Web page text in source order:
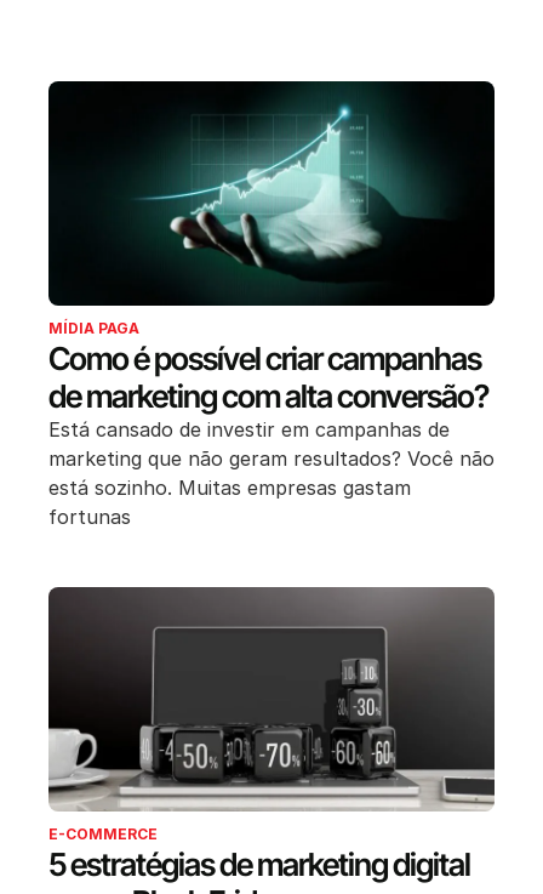
MÍDIA PAGA
Como é possível criar campanhas
de marketing com alta conversão?
Está cansado de investir em campanhas de
marketing que não geram resultados? Você não
está sozinho. Muitas empresas gastam
fortunas
E-COMMERCE
5 estratégias de marketing digital